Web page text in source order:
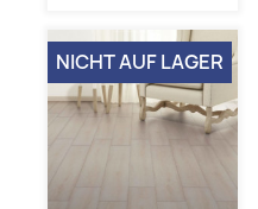
NICHT AUF LAGER